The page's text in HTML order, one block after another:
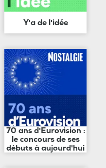
Y'a de l'idée
70 ans d'Eurovision :
le concours de ses
débuts à aujourd'hui